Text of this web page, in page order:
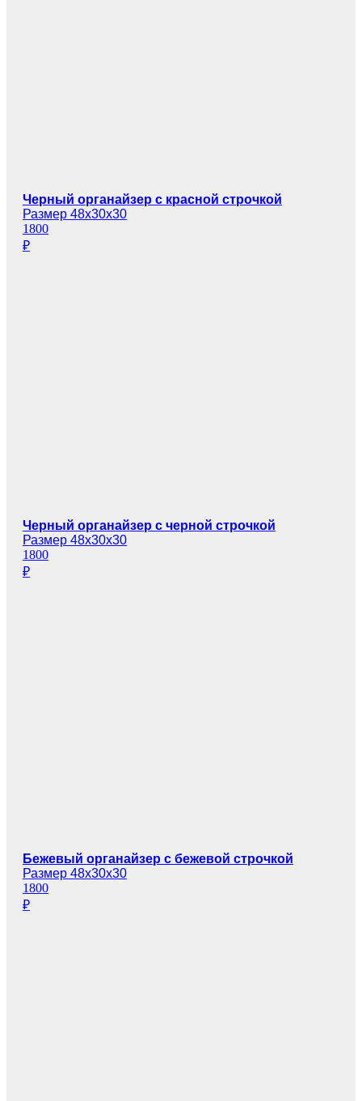
Черный органайзер с красной строчкой
Размер 48х30х30
1800
₽
Черный органайзер с черной строчкой
Размер 48х30х30
1800
₽
Бежевый органайзер с бежевой строчкой
Размер 48х30х30
1800
₽